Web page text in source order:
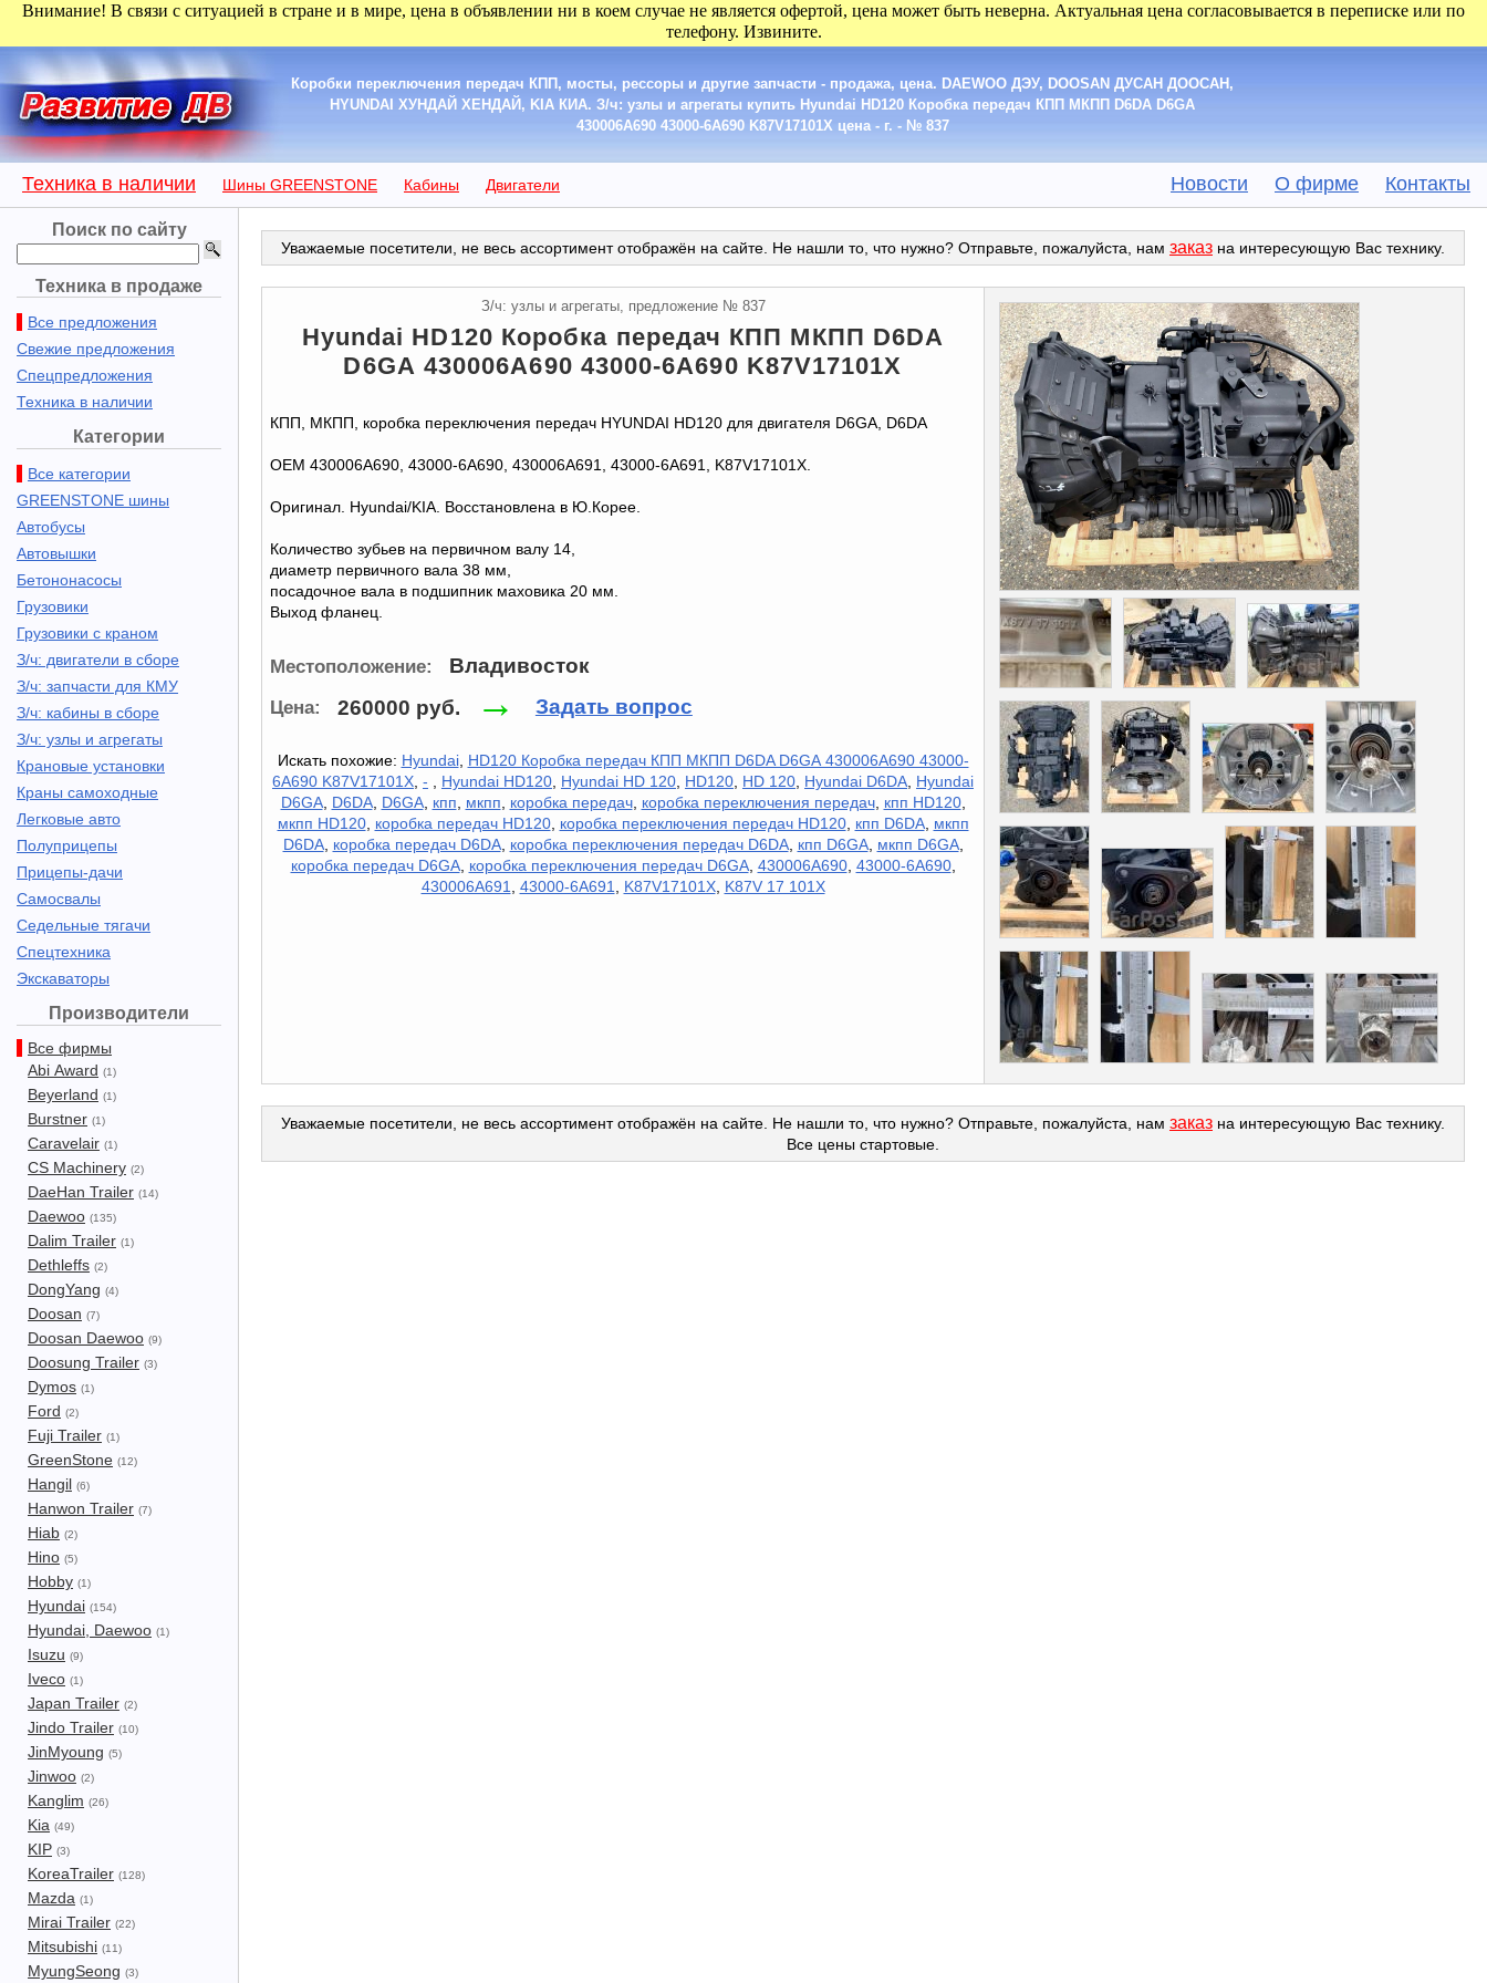
Внимание! В связи с ситуацией в стране и в мире, цена в объявлении ни в коем случае не является офертой, цена может быть неверна. Актуальная цена согласовывается в переписке или по
телефону. Извините.
Коробки переключения передач КПП, мосты, рессоры и другие запчасти - продажа, цена. DAEWOO ДЭУ, DOOSAN ДУСАН ДООСАН,
HYUNDAI ХУНДАЙ ХЕНДАЙ, KIA КИА. З/ч: узлы и агрегаты купить Hyundai HD120 Коробка передач КПП МКПП D6DA D6GА
430006A690 43000-6A690 K87V17101X цена - г. - № 837
Техника в наличии Шины GREENSTONE Кабины Двигатели Новости О фирме Контакты
Поиск по сайту
Техника в продаже
Все предложения
Свежие предложения
Спецпредложения
Техника в наличии
Категории
Все категории
GREENSTONE шины
Автобусы
Автовышки
Бетононасосы
Грузовики
Грузовики с краном
З/ч: двигатели в сборе
З/ч: запчасти для КМУ
З/ч: кабины в сборе
З/ч: узлы и агрегаты
Крановые установки
Краны самоходные
Легковые авто
Полуприцепы
Прицепы-дачи
Самосвалы
Седельные тягачи
Спецтехника
Экскаваторы
Производители
Все фирмы
Abi Award (1)
Beyerland (1)
Burstner (1)
Caravelair (1)
CS Machinery (2)
DaeHan Trailer (14)
Daewoo (135)
Dalim Trailer (1)
Dethleffs (2)
DongYang (4)
Doosan (7)
Doosan Daewoo (9)
Doosung Trailer (3)
Dymos (1)
Ford (2)
Fuji Trailer (1)
GreenStone (12)
Hangil (6)
Hanwon Trailer (7)
Hiab (2)
Hino (5)
Hobby (1)
Hyundai (154)
Hyundai, Daewoo (1)
Isuzu (9)
Iveco (1)
Japan Trailer (2)
Jindo Trailer (10)
JinMyoung (5)
Jinwoo (2)
Kanglim (26)
Kia (49)
KIP (3)
KoreaTrailer (128)
Mazda (1)
Mirai Trailer (22)
Mitsubishi (11)
MyungSeong (3)
Уважаемые посетители, не весь ассортимент отображён на сайте. Не нашли то, что нужно? Отправьте, пожалуйста, нам заказ на интересующую Вас технику.
З/ч: узлы и агрегаты, предложение № 837
Hyundai HD120 Коробка передач КПП МКПП D6DA
D6GА 430006A690 43000-6A690 K87V17101X
КПП, МКПП, коробка переключения передач HYUNDAI HD120 для двигателя D6GA, D6DА
OEM 430006A690, 43000-6A690, 430006A691, 43000-6A691, K87V17101X.
Оригинал. Hyundai/KIA. Восстановлена в Ю.Корее.
Количество зубьев на первичном валу 14,
диаметр первичного вала 38 мм,
посадочное вала в подшипник маховика 20 мм.
Выход фланец.
Местоположение: Владивосток
Цена: 260000 руб. → Задать вопрос
Искать похожие: Hyundai, HD120 Коробка передач КПП МКПП D6DA D6GА 430006A690 43000-
6A690 K87V17101X, - , Hyundai HD120, Hyundai HD 120, HD120, HD 120, Hyundai D6DA, Hyundai
D6GA, D6DA, D6GA, кпп, мкпп, коробка передач, коробка переключения передач, кпп HD120,
мкпп HD120, коробка передач HD120, коробка переключения передач HD120, кпп D6DA, мкпп
D6DA, коробка передач D6DA, коробка переключения передач D6DA, кпп D6GA, мкпп D6GA,
коробка передач D6GA, коробка переключения передач D6GA, 430006A690, 43000-6A690,
430006A691, 43000-6A691, K87V17101X, K87V 17 101X
Уважаемые посетители, не весь ассортимент отображён на сайте. Не нашли то, что нужно? Отправьте, пожалуйста, нам заказ на интересующую Вас технику.
Все цены стартовые.